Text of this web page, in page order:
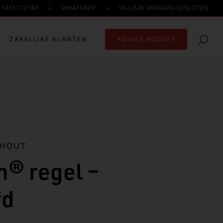
0413 272 149 • WHATSAPP • WIJ ZIJN VANDAAG GESLOTEN
ZAKELIJKE KLANTEN ADVIES NODIG?
regel –